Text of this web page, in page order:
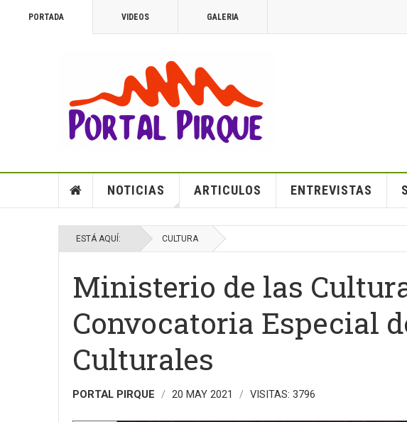
PORTADA VIDEOS GALERIA
NOTICIAS ARTICULOS ENTREVISTAS
ESTÁ AQUÍ: CULTURA
Ministerio de las
Convocatoria Especial
Culturales
PORTAL PIRQUE 20 MAY 2021 VISITAS: 3796